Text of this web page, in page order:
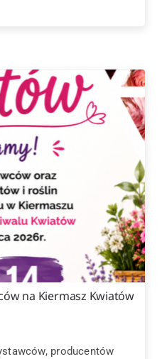
na Kiermasz Kwiatów
producentów